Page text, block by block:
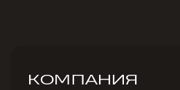
КОМПАНИЯ